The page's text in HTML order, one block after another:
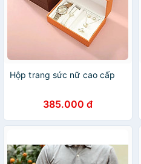
Hộp trang sức nữ cao cấp
385.000 đ